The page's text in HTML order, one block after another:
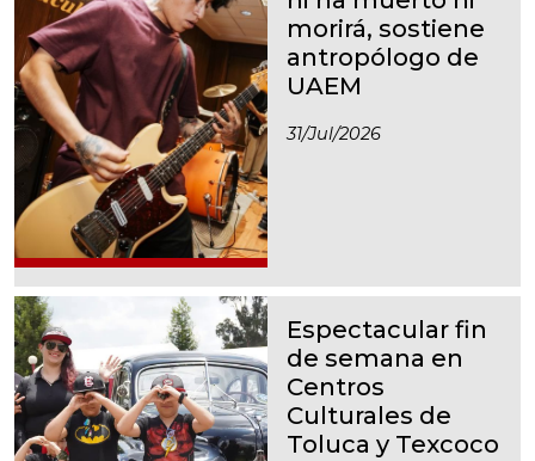
morirá, sostiene
antropólogo de
UAEM
31/jul/2026
Espectacular fin
de semana en
Centros
Culturales de
Toluca y Texcoco